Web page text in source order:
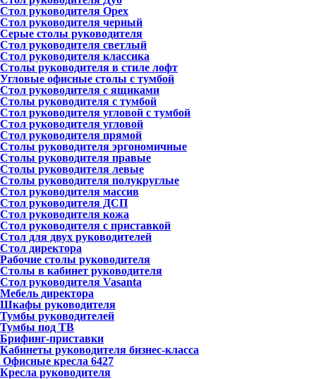
Стол руководителя Орех
Стол руководителя черный
Серые столы руководителя
Стол руководителя светлый
Стол руководителя классика
Столы руководителя в стиле лофт
Угловые офисные столы с тумбой
Стол руководителя с ящиками
Столы руководителя с тумбой
Стол руководителя угловой с тумбой
Стол руководителя угловой
Стол руководителя прямой
Столы руководителя эргономичные
Столы руководителя правые
Столы руководителя левые
Столы руководителя полукруглые
Стол руководителя массив
Стол руководителя ДСП
Стол руководителя кожа
Стол руководителя с приставкой
Стол для двух руководителей
Стол директора
Рабочие столы руководителя
Столы в кабинет руководителя
Стол руководителя Vasanta
Мебель директора
Шкафы руководителя
Тумбы руководителей
Тумбы под ТВ
Брифинг-приставки
Кабинеты руководителя бизнес-класса
Офисные кресла 6427
Кресла руководителя